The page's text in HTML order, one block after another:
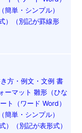
簡単・シンプル）
）（別記が罫線形
方・例文・文例 書
ーマット 雛形（ひな
ト（ワード Word）
簡単・シンプル）
）（別記が表形式）